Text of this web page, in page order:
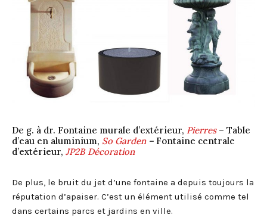
De g. à dr. Fontaine murale d’extérieur, Pierres– Table
d’eau en aluminium, So Garden– Fontaine centrale
d’extérieur, JP2B Décoration
De plus, le bruit du jet d’une fontaine a depuis toujours la
réputation d’apaiser. C’est un élément utilisé comme tel
dans certains parcs et jardins en ville.